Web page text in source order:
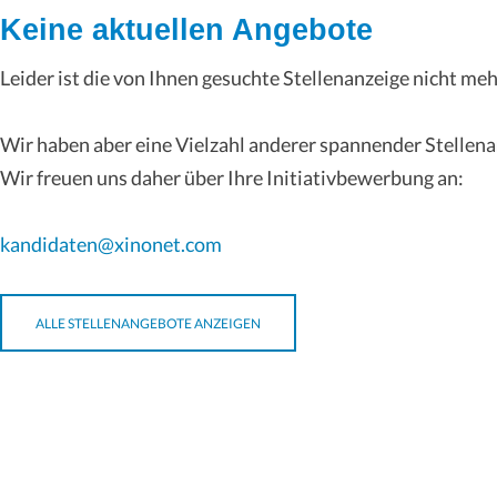
Keine aktuellen Angebote
Leider ist die von Ihnen gesuchte Stellenanzeige nicht
Wir haben aber eine Vielzahl anderer spannender
Wir freuen uns daher über Ihre Initiativbewerbung an:
kandidaten@xinonet.com
ALLE STELLENANGEBOTE ANZEIGEN